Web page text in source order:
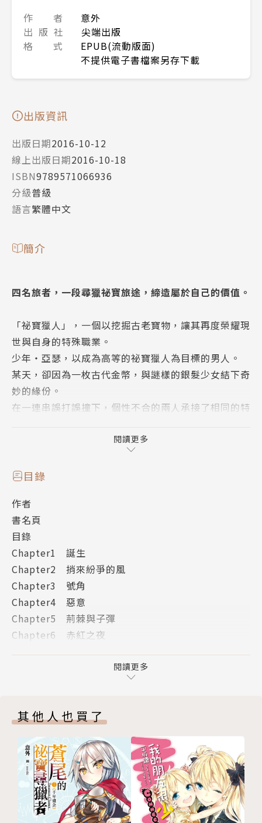
作 者
意外
出 版 社
尖端出版
格 式
EPUB(流動版面)
不提供電子書檔案另存下載
出版資訊
出版日期2016-10-12
線上出版日期2016-10-18
ISBN9789571066936
分級普級
語言繁體中文
簡介
四名旅者，一段尋獵祕寶旅途，締造屬於自己的價值。
「祕寶獵人」，一個以挖掘古老寶物，讓其再度榮耀現
世與自身的特殊職業。
少年‧亞瑟，以成為高等的祕寶獵人為目標的男人。
某天，卻因為一枚古代金幣，與謎樣的銀髮少女結下奇
妙的緣份。
在一連串誤打誤撞下，個性不合的兩人承接了相同的特
既是競爭對手也是臨時夥伴的他們，不但在旅途中認識
其他各有特色的同伴，也意外發現一段深藏許久、不為
人知的過去－－
「誰能……聽見我的祈願？」
千年的祕寶，終將留下永恆的回憶。
作者簡介
意外
尖端第五屆浮文字銀賞得主。
喜歡喝咖啡，還有吃沒營養的垃圾食物。
仔細想想還是先想辦法養活自己比較實在。
繪者簡介
moriki
閱讀更多
目錄
作者
書名頁
目錄
Chapter1 誕生
Chapter2 捎來紛爭的風
Chapter3 號角
Chapter4 惡意
Chapter5 荊棘與子彈
Chapter6 赤紅之夜
The last chapter 各自的路途
閱讀更多
其他人也買了